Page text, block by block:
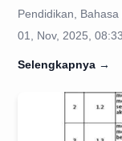
Pendidikan,
01, Nov, 2025,
Selengkapnya →